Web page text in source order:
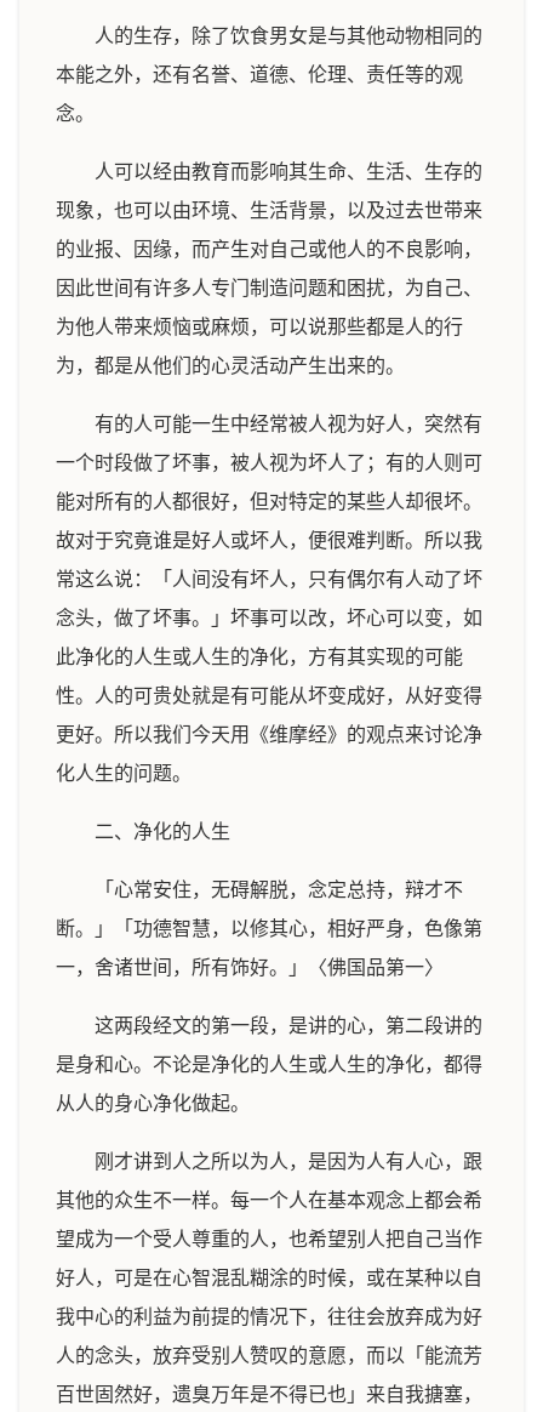
人的生存，除了饮食男女是与其他动物相同的
本能之外，还有名誉、道德、伦理、责任等的观
念。
人可以经由教育而影响其生命、生活、生存的
现象，也可以由环境、生活背景，以及过去世带来
的业报、因缘，而产生对自己或他人的不良影响，
因此世间有许多人专门制造问题和困扰，为自己、
为他人带来烦恼或麻烦，可以说那些都是人的行
为，都是从他们的心灵活动产生出来的。
有的人可能一生中经常被人视为好人，突然有
一个时段做了坏事，被人视为坏人了；有的人则可
能对所有的人都很好，但对特定的某些人却很坏。
故对于究竟谁是好人或坏人，便很难判断。所以我
常这么说：「人间没有坏人，只有偶尔有人动了坏
念头，做了坏事。」坏事可以改，坏心可以变，如
此净化的人生或人生的净化，方有其实现的可能
性。人的可贵处就是有可能从坏变成好，从好变得
更好。所以我们今天用《维摩经》的观点来讨论净
化人生的问题。
二、净化的人生
「心常安住，无碍解脱，念定总持，辩才不
断。」「功德智慧，以修其心，相好严身，色像第
一，舍诸世间，所有饰好。」〈佛国品第一〉
这两段经文的第一段，是讲的心，第二段讲的
是身和心。不论是净化的人生或人生的净化，都得
从人的身心净化做起。
刚才讲到人之所以为人，是因为人有人心，跟
其他的众生不一样。每一个人在基本观念上都会希
望成为一个受人尊重的人，也希望别人把自己当作
好人，可是在心智混乱糊涂的时候，或在某种以自
我中心的利益为前提的情况下，往往会放弃成为好
人的念头，放弃受别人赞叹的意愿，而以「能流芳
百世固然好，遗臭万年是不得已也」来自我搪塞，